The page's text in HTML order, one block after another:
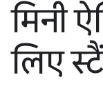
मिनी
लिए